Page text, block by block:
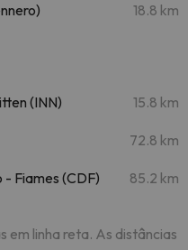
18.8 km
(INN) 15.8 km
72.8 km
Fiames (CDF) 85.2 km
em linha reta. As distâncias